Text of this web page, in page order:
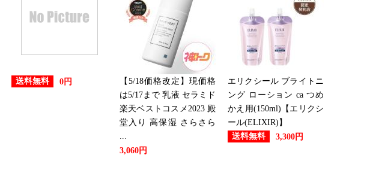
送料無料 0円
【5/18価格改定】現価格
は5/17まで 乳液 セラミド
楽天ベストコスメ2023 殿
堂入り 高保湿 さらさら
3,060円
エリクシール ブライトニ
ング ローション ca つめ
かえ用(150ml)【エリクシ
ール(ELIXIR)】
送料無料
3,300円